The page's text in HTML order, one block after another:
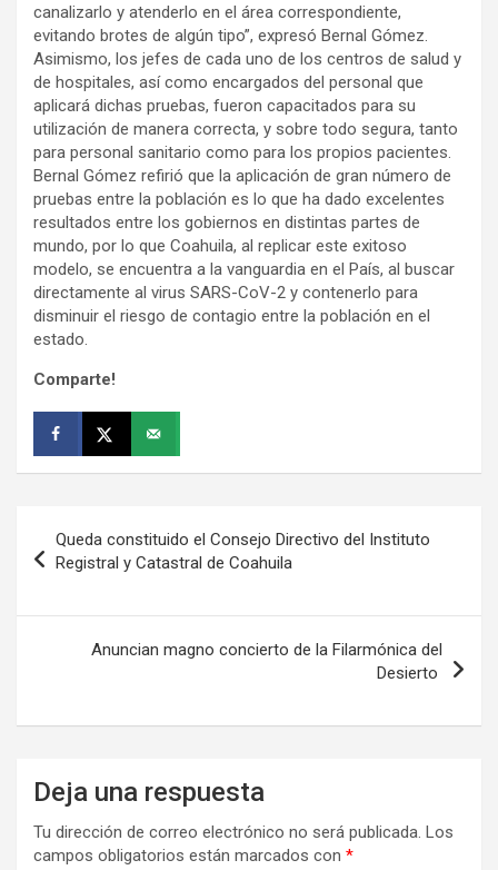
canalizarlo y atenderlo en el área correspondiente,
evitando brotes de algún tipo”, expresó Bernal Gómez.
Asimismo, los jefes de cada uno de los centros de salud y
de hospitales, así como encargados del personal que
aplicará dichas pruebas, fueron capacitados para su
utilización de manera correcta, y sobre todo segura, tanto
para personal sanitario como para los propios pacientes.
Bernal Gómez refirió que la aplicación de gran número de
pruebas entre la población es lo que ha dado excelentes
resultados entre los gobiernos en distintas partes de
mundo, por lo que Coahuila, al replicar este exitoso
modelo, se encuentra a la vanguardia en el País, al buscar
directamente al virus SARS-CoV-2 y contenerlo para
disminuir el riesgo de contagio entre la población en el
estado.
Comparte!
de
Queda constituido el Consejo Directivo del Instituto
Registral y Catastral de Coahuila
Anuncian magno concierto de la Filarmónica del
Desierto
Deja una respuesta
Tu dirección de correo electrónico no será publicada. Los
campos obligatorios están marcados con *